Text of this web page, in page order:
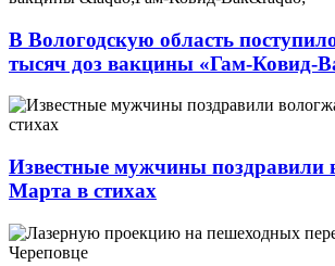
В Вологодскую область
тысяч доз вакцины «Гам-Ковид-
Известные мужчины поздравили
Марта в стихах